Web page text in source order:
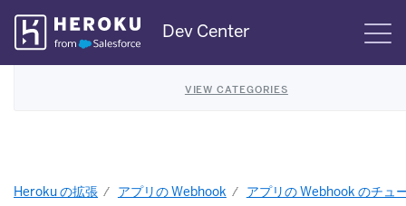
Skip
Navigation
Dev Center
VIEW CATEGORIES
Heroku の拡張 アプリの Webhook アプリの Webhook のチュ